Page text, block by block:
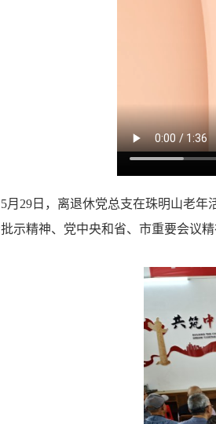
5月 29日， 离退休党总支在珠明山老年
示精神、党中央和省、市重要会议